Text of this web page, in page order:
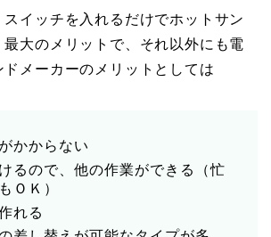
イッチを入れるだけでホットサン
最大のメリットで、それ以外にも電
メーカーのメリットとしては
かからない
るので、他の作業ができる（忙
ＯＫ）
れる